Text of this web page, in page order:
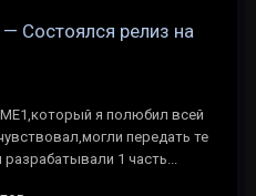
Состоялся релиз на
я полюбил всей
передать те
1 часть...